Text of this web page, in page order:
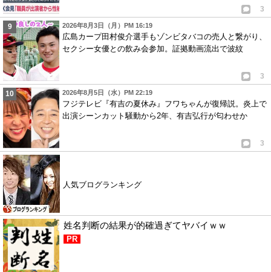
3
2026年8月3日（月）PM 16:19
広島カープ田村俊介選手もゾンビタバコの売人と繋がり、
セクシー女優との飲み会参加。証拠動画流出で波紋
3
2026年8月5日（水）PM 22:19
フジテレビ『有吉の夏休み』フワちゃんが復帰説。炎上で
出演シーンカット騒動から2年、有吉弘行が匂わせか
3
人気ブログランキング
姓名判断の結果が的確過ぎてヤバイｗｗ
PR